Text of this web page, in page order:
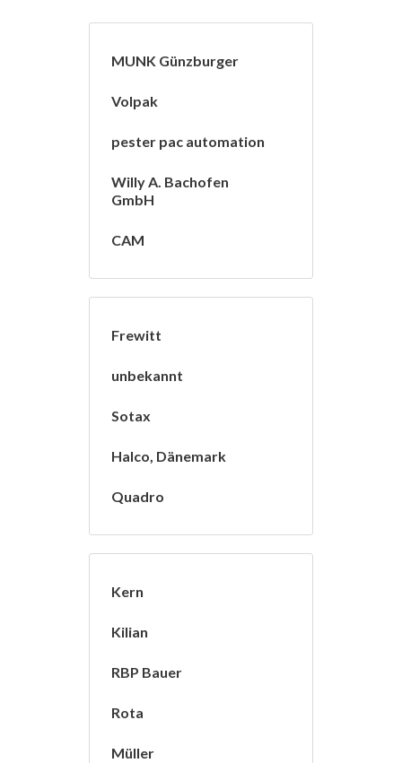
MUNK Günzburger
Volpak
pester pac automation
Willy A. Bachofen
GmbH
CAM
Frewitt
unbekannt
Sotax
Halco, Dänemark
Quadro
Kern
Kilian
RBP Bauer
Rota
Müller